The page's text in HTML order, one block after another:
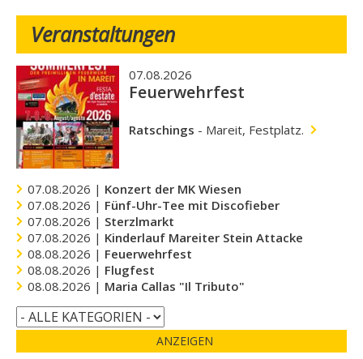
Veranstaltungen
07.08.2026
Feuerwehrfest
Ratschings - Mareit, Festplatz.
07.08.2026 | Konzert der MK Wiesen
07.08.2026 | Fünf-Uhr-Tee mit Discofieber
07.08.2026 | Sterzlmarkt
07.08.2026 | Kinderlauf Mareiter Stein Attacke
08.08.2026 | Feuerwehrfest
08.08.2026 | Flugfest
08.08.2026 | Maria Callas "Il Tributo"
ANZEIGEN